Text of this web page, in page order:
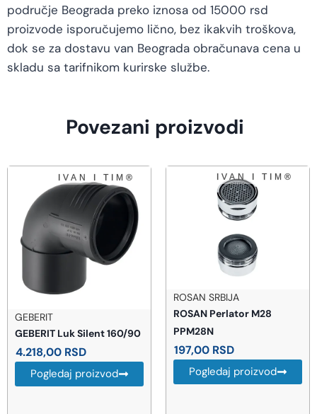
područje Beograda preko iznosa od 15000 rsd
proizvode isporučujemo lično, bez ikakvih troškova,
dok se za dostavu van Beograda obračunava cena u
skladu sa tarifnikom kurirske službe.
Povezani proizvodi
GEBERIT
GEBERIT Luk Silent 160/90
4.218,00 RSD
Pogledaj proizvod
ROSAN SRBIJA
ROSAN Perlator M28
PPM28N
197,00 RSD
Pogledaj proizvod